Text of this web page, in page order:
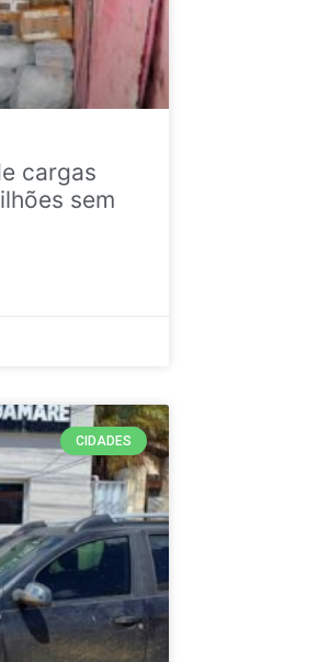
cargas
sem
CIDADES